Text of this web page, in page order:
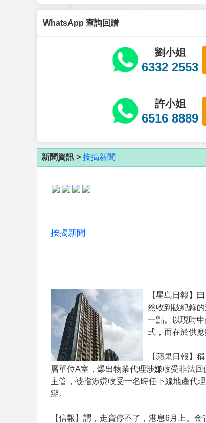
WhatsApp 查詢回贈
劉小姐
6332 2553
許小姐
6516 8889
新聞資訊 > 按揭新聞
按揭新聞
【星島日報】
然收到破紀錄
一點。以現時
式，而在於供應
【蘋果日報】
層單位A室，爆出物業代理涉嫌收受非法
主管，被指涉嫌收受一名時任下線地產代
辯。
【信報】謂，走資停不了，港息6月上。